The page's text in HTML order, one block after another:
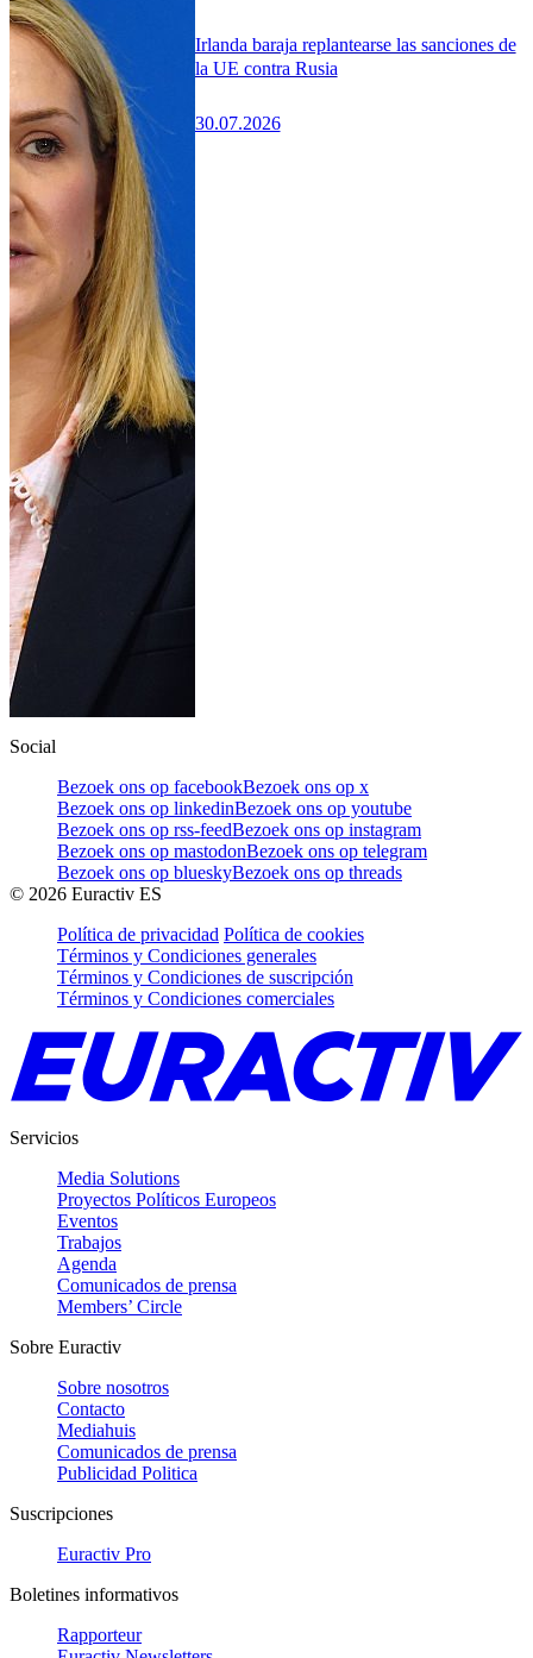
Irlanda baraja replantearse las sanciones de
la UE contra Rusia
30.07.2026
Social
Bezoek ons op facebookBezoek ons op x
Bezoek ons op linkedinBezoek ons op youtube
Bezoek ons op rss-feedBezoek ons op instagram
Bezoek ons op mastodonBezoek ons op telegram
Bezoek ons op blueskyBezoek ons op threads
© 2026 Euractiv ES
Política de privacidad Política de cookies
Términos y Condiciones generales
Términos y Condiciones de suscripción
Términos y Condiciones comerciales
Servicios
Media Solutions
Proyectos Políticos Europeos
Eventos
Trabajos
Agenda
Comunicados de prensa
Members’ Circle
Sobre Euractiv
Sobre nosotros
Contacto
Mediahuis
Comunicados de prensa
Publicidad Politica
Suscripciones
Euractiv Pro
Boletines informativos
Rapporteur